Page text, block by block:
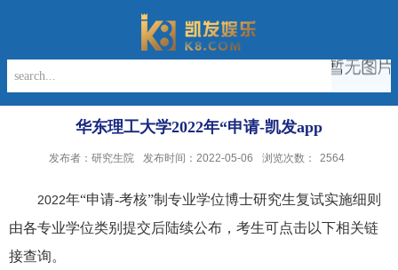
华东理工大学2022年“申请-凯发app
发布者：研究生院 发布时间：2022-05-06 浏览次数： 2564
2022年“申请-考核”制专业学位博士研究生复试实施细则
由各专业学位类别提交后陆续公布，考生可点击以下相关链
接查询。